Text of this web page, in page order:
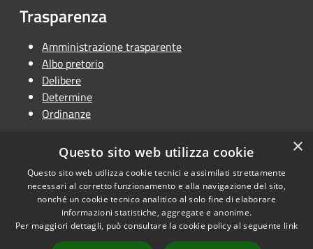
Trasparenza
Amministrazione trasparente
Albo pretorio
Delibere
Determine
Ordinanze
RSS
Accessibilità
Cookie
Copyright © 2026 • Unione
Terra dei Castelli • Powered by
Municipium•Accesso
redazione
×
Questo sito web utilizza cookie
Questo sito web utilizza cookie tecnici e assimilati strettamente
necessari al corretto funzionamento e alla navigazione del sito,
nonché un cookie tecnico analitico al solo fine di elaborare
informazioni statistiche, aggregate e anonime.
Per maggiori dettagli, può consultare la cookie policy al seguente link